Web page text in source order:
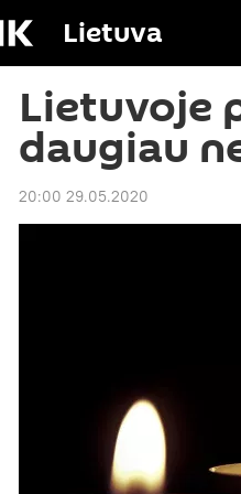
Lietuva
Lietuvoje
daugiau
20:00 29.05.2020